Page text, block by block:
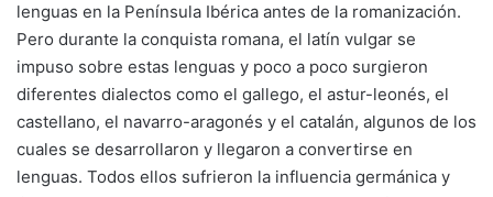
lenguas en la Península Ibérica antes de la romanización.
Pero durante la conquista romana, el latín vulgar se
impuso sobre estas lenguas y poco a poco surgieron
diferentes dialectos como el gallego, el astur-leonés, el
castellano, el navarro-aragonés y el catalán, algunos de los
cuales se desarrollaron y llegaron a convertirse en
lenguas. Todos ellos sufrieron la influencia germánica y